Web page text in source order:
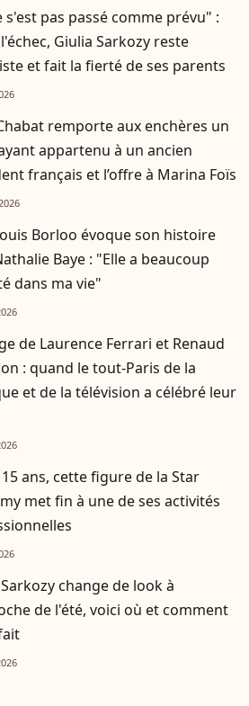
s'est pas passé comme prévu" :
Giulia Sarkozy reste
et fait la fierté de ses parents
remporte aux enchères un
appartenu à un ancien
français et l’offre à Marina Foïs
Borloo évoque son histoire
Baye : "Elle a beaucoup
dans ma vie"
de Laurence Ferrari et Renaud
: quand le tout-Paris de la
et de la télévision a célébré leur
ans, cette figure de la Star
met fin à une de ses activités
change de look à
de l'été, voici où et comment